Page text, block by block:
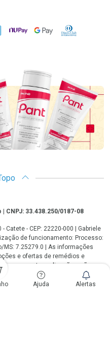
Ajuda Alertas
NuPay Google PayDiners Club
CNPJ: 33.438.250/0187-08
Catete - CEP: 22220-000 | Gabriele
de funcionamento: Processo:
7.25279.0 | As informações
e ofertas de remédios e
para automedicação e não
prescrita pelo profissional da
em condições de diagnosticar